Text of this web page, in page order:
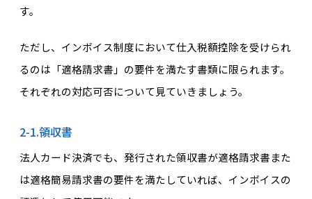
す。
ただし、インボイス制度において仕入税額控除を受けられ
るのは「適格請求書」の要件を満たす書類に限られます。
それぞれの対応可否について見ていきましょう。
2-1.領収書
法人カード決済でも、発行された領収書が適格請求書また
は適格簡易請求書の要件を満たしていれば、インボイスの